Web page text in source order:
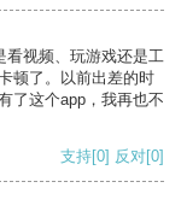
看视频、玩游戏还是工
顿了。以前出差的时
了这个app，我再也不
支持[0] 反对[0]